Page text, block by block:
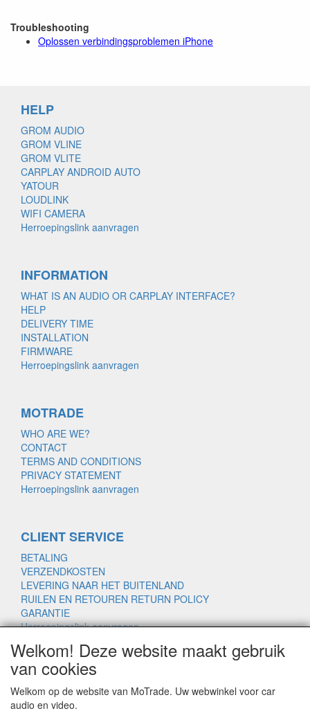
Troubleshooting
Oplossen verbindingsproblemen iPhone
HELP
GROM AUDIO
GROM VLINE
GROM VLITE
CARPLAY ANDROID AUTO
YATOUR
LOUDLINK
WIFI CAMERA
Herroepingslink aanvragen
INFORMATION
WHAT IS AN AUDIO OR CARPLAY INTERFACE?
HELP
DELIVERY TIME
INSTALLATION
FIRMWARE
Herroepingslink aanvragen
MOTRADE
WHO ARE WE?
CONTACT
TERMS AND CONDITIONS
PRIVACY STATEMENT
Herroepingslink aanvragen
CLIENT SERVICE
BETALING
VERZENDKOSTEN
LEVERING NAAR HET BUITENLAND
RUILEN EN RETOUREN RETURN POLICY
GARANTIE
Herroepingslink aanvragen
motrade@kpnmail.nl
Welkom! Deze website maakt gebruik
van cookies
Welkom op de website van MoTrade. Uw webwinkel voor car
audio en video.